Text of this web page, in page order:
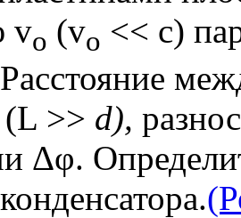
vo (vo << с)
(L >> d),
Δφ.